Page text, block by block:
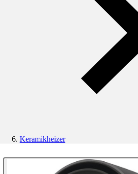
Keramikheizer